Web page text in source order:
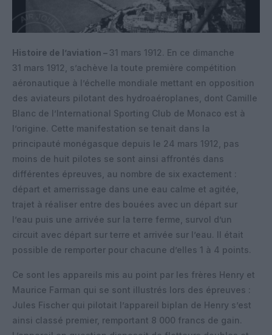
Histoire de l’aviation – 31 mars 1912. En ce dimanche
31 mars 1912, s’achève la toute première compétition
aéronautique à l’échelle mondiale mettant en opposition
des aviateurs pilotant des hydroaéroplanes, dont Camille
Blanc de l’International Sporting Club de Monaco est à
l’origine. Cette manifestation se tenait dans la
principauté monégasque depuis le 24 mars 1912, pas
moins de huit pilotes se sont ainsi affrontés dans
différentes épreuves, au nombre de six exactement :
départ et amerrissage dans une eau calme et agitée,
trajet à réaliser entre des bouées avec un départ sur
l’eau puis une arrivée sur la terre ferme, survol d’un
circuit avec départ sur terre et arrivée sur l’eau. Il était
possible de remporter pour chacune d’elles 1 à 4 points.
Ce sont les appareils mis au point par les frères Henry et
Maurice Farman qui se sont illustrés lors des épreuves :
Jules Fischer qui pilotait l’appareil biplan de Henry s’est
ainsi classé premier, remportant 8 000 francs de gain.